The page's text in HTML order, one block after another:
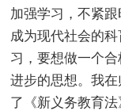
加强学习，不紧
成为现代社会的
习，要想做一个
进步的思想。我
了《新义务教育